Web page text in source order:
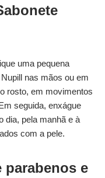
uma pequena
nas mãos ou em
rosto, em movimentos
seguida, enxágue
dia, pela manhã e à
com a pele.
parabenos e